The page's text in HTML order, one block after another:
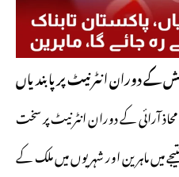
کے دوران انٹرنیٹ پر پابندیاں
آرائی کے دوران انٹرنیٹ پر سخت
میں ماہرین اور شہریوں میں ملک کے